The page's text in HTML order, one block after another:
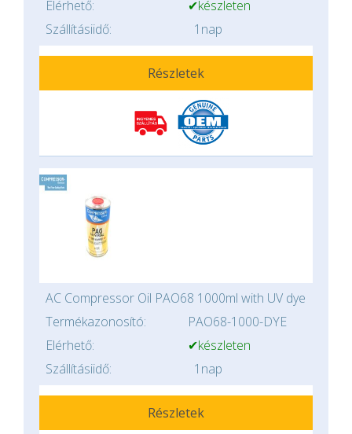
Elérhető:
✔készleten
Szállításiidő:
1nap
Részletek
AC Compressor Oil PAO68 1000ml with UV dye
Termékazonosító:
PAO68-1000-DYE
Elérhető:
✔készleten
Szállításiidő:
1nap
Részletek